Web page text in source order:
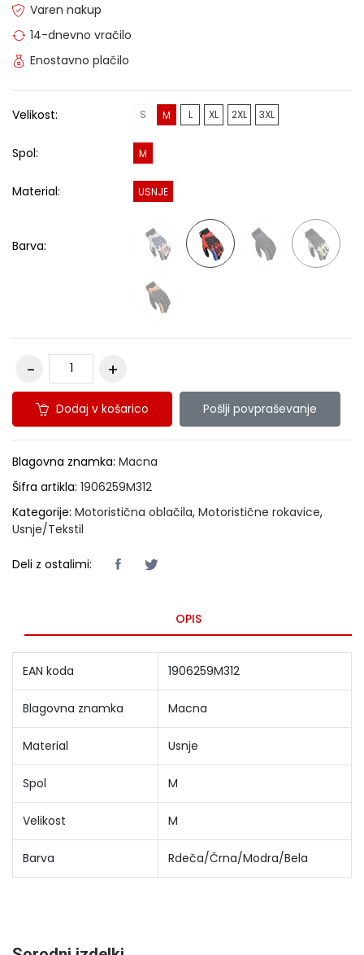
Varen nakup
14-dnevno vračilo
Enostavno plačilo
Velikost: S M L XL 2XL 3XL
Spol: M
Material: USNJE
Barva:
Dodaj v košarico Pošlji povpraševanje
Blagovna znamka: Macna
Šifra artikla: 1906259M312
Kategorije: Motoristična oblačila, Motoristične rokavice,
Usnje/Tekstil
Deli z ostalimi:
OPIS
EAN koda 1906259M312
Blagovna znamka Macna
Material Usnje
Spol M
Velikost M
Barva Rdeča/Črna/Modra/Bela